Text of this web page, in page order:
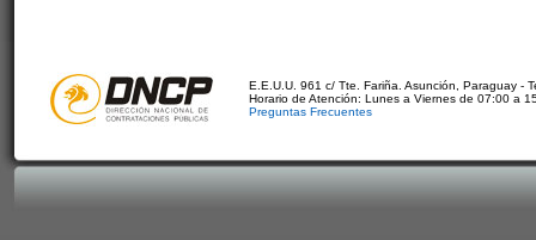
E.E.U.U. 961 c/ Tte. Fariña. Asunción, Paraguay -
Horario de Atención: Lunes a Viernes de 07:00 a
Preguntas Frecuentes